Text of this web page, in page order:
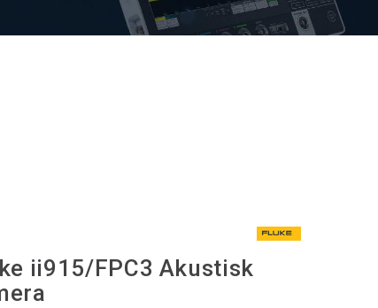
ii915/FPC3 Akustisk